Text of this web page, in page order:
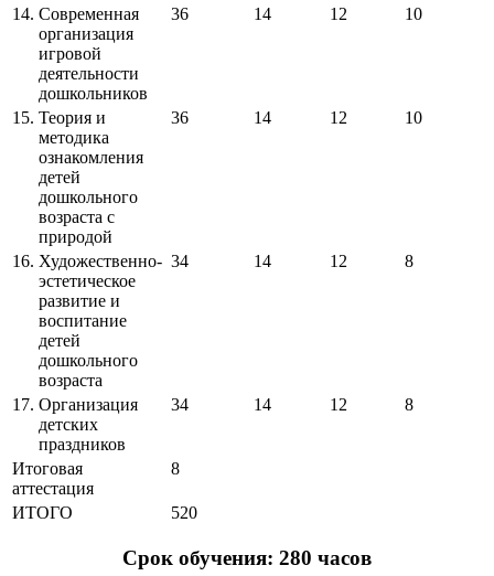
14. Современная
организация
игровой
деятельности
дошкольников
36 14 12 10
15. Теория и
методика
ознакомления
детей
дошкольного
возраста с
природой
36 14 12 10
16. Художественно-
эстетическое
развитие и
воспитание
детей
дошкольного
возраста
34 14 12 8
17. Организация
детских
праздников
34 14 12 8
Итоговая
аттестация
8
ИТОГО 520
Срок обучения: 280 часов